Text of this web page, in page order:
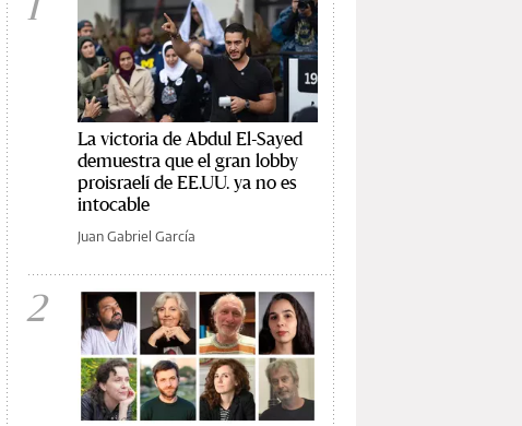
La victoria de Abdul El-Sayed
demuestra que el gran lobby
proisraelí de EE.UU. ya no es
intocable
Juan Gabriel García
2